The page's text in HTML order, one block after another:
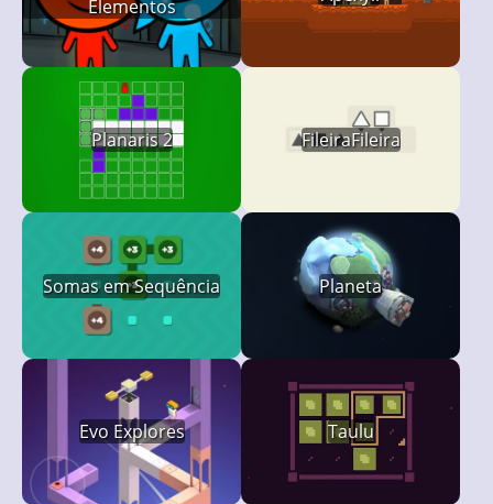
Elementos
Planaris 2 FileiraFileira
Somas em Sequência Planeta
Evo Explores Taulu